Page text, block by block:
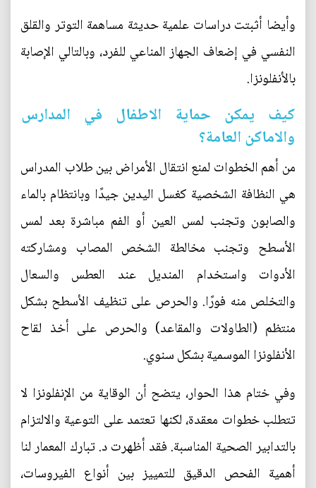
وأيضا أثبتت دراسات علمية حديثة مساهمة التوتر والقلق
النفسي في إضعاف الجهاز المناعي للفرد، وبالتالي الإصابة
بالأنفلونزا.
كيف يمكن حماية الاطفال في المدارس
والاماكن العامة؟
من أهم الخطوات لمنع انتقال الأمراض بين طلاب المدراس
هي النظافة الشخصية كغسل اليدين جيدًا وبانتظام بالماء
والصابون وتجنب لمس العين أو الفم مباشرة بعد لمس
الأسطح وتجنب مخالطة الشخص المصاب ومشاركته
الأدوات واستخدام المنديل عند العطس والسعال
والتخلص منه فورًا. والحرص على تنظيف الأسطح بشكل
منتظم (الطاولات والمقاعد) والحرص على أخذ لقاح
الأنفلونزا الموسمية بشكل سنوي.
وفي ختام هذا الحوار، يتضح أن الوقاية من الإنفلونزا لا
تتطلب خطوات معقدة، لكنها تعتمد على التوعية والالتزام
بالتدابير الصحية المناسبة. فقد أظهرت د. تبارك المعمار لنا
أهمية الفحص الدقيق للتمييز بين أنواع الفيروسات،